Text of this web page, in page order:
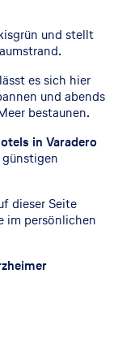
und stellt
lässt es sich hier
und abends
bestaunen.
in Varadero
günstigen
dieser Seite
im persönlichen